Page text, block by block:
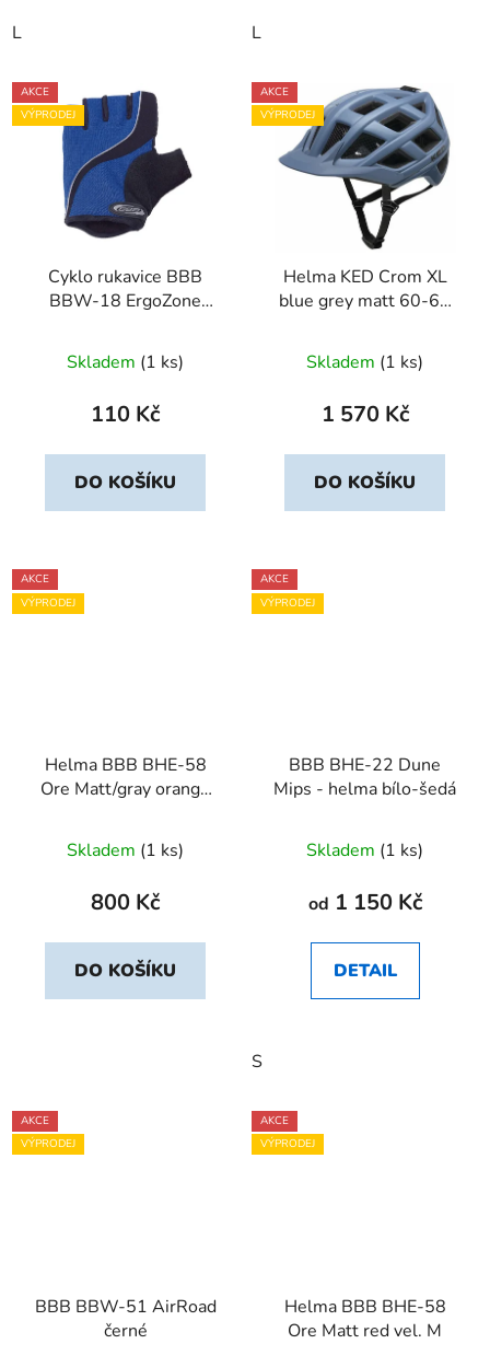
L L
AKCE
VÝPRODEJ
Cyklo rukavice BBB
BBW-18 ErgoZone
Skladem (1 ks)
110 Kč
DO KOŠÍKU
AKCE
VÝPRODEJ
Helma KED Crom XL
blue grey matt 60-64
Skladem (1 ks)
1 570 Kč
DO KOŠÍKU
AKCE
VÝPRODEJ
Helma BBB BHE-58
Ore Matt/gray orange
Skladem (1 ks)
800 Kč
DO KOŠÍKU
AKCE
VÝPRODEJ
BBB BHE-22 Dune
Mips - helma bílo-šedá
Skladem (1 ks)
od 1 150 Kč
DETAIL
S
AKCE
VÝPRODEJ
BBB BBW-51 AirRoad
černé
AKCE
VÝPRODEJ
Helma BBB BHE-58
Ore Matt red vel. M